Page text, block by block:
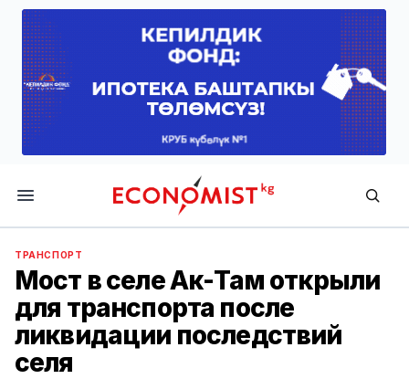
Economist.kg
ТРАНСПОРТ
Мост в селе Ак-Там открыли
для транспорта после
ликвидации последствий
селя